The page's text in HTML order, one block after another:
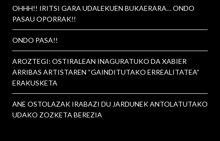
OHHH!! IRITSI GARA UDALEKUEN BUKAERARA… ONDO
PASAU OPORRAK!!
ONDO PASA!!
AROZTEGI: OSTIRALEAN INAGURATUKO DA XABIER
ARRIBAS ARTISTAREN “GAINDITUTAKO ERREALITATEA”
ERAKUSKETA
ANE OSTOLAZAK IRABAZI DU JARDUNEK ANTOLATUTAKO
UDAKO ZOZKETA BEREZIA